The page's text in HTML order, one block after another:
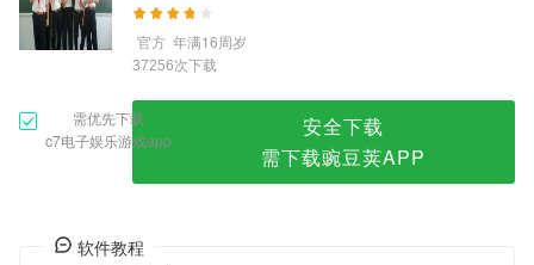
官方 年满16周岁
37256次下载
需优先下载
c7电子娱乐游戏app
安全下载
需下载豌豆荚APP
软件教程